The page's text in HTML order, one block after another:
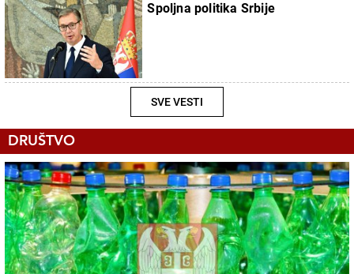
Spoljna politika Srbije
SVE VESTI
DRUŠTVO